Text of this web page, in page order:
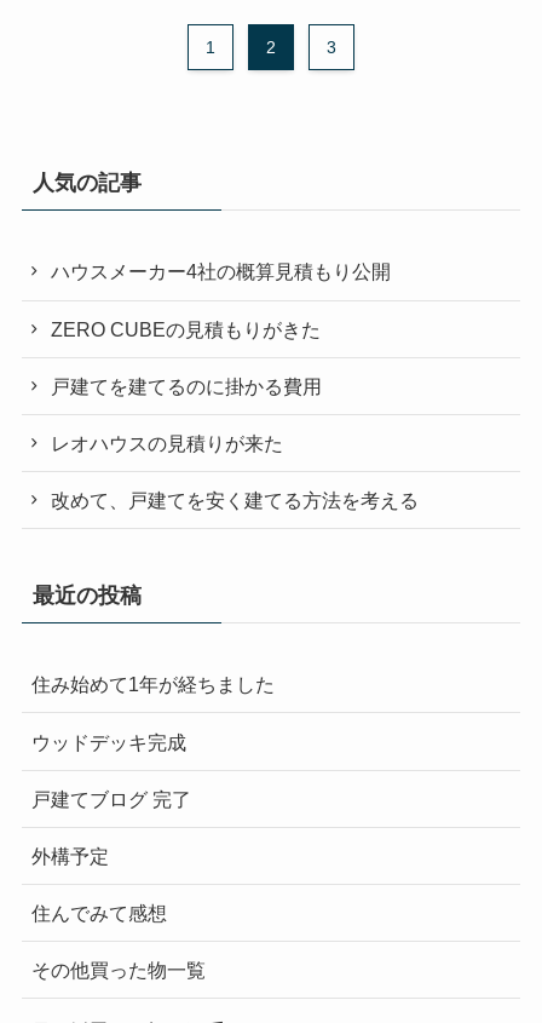
1 2 3
人気の記事
ハウスメーカー4社の概算見積もり公開
ZERO CUBEの見積もりがきた
戸建てを建てるのに掛かる費用
レオハウスの見積りが来た
改めて、戸建てを安く建てる方法を考える
最近の投稿
住み始めて1年が経ちました
ウッドデッキ完成
戸建てブログ 完了
外構予定
住んでみて感想
その他買った物一覧